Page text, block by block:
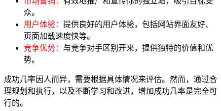
众。
用户体验： 提供良好的用户体验，包括网站界面友好、
页面加载速度快等。
竞争优势： 与竞争对手区别开来，提供独特的价值和优
势。
成功几率因人而异，需要根据具体情况来评估。然而，通过合
理规划和执行，以及不断学习和改进，增加成功几率是完全可
行的。